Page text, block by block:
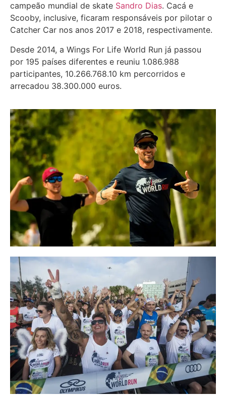
campeão mundial de skate Sandro Dias. Cacá e
Scooby, inclusive, ficaram responsáveis por pilotar o
Catcher Car nos anos 2017 e 2018, respectivamente.
Desde 2014, a Wings For Life World Run já passou
por 195 países diferentes e reuniu 1.086.988
participantes, 10.266.768.10 km percorridos e
arrecadou 38.300.000 euros.